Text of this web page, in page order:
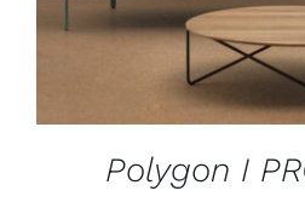
Polygon I